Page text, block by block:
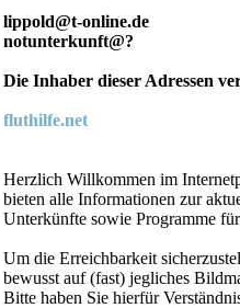
lippold@t-online.de
notunterkunft@?
Die Inhaber dieser Adressen
fluthilfe.net
Herzlich Willkommen im
bieten alle Informationen zur
Unterkünfte sowie Programme
Um die Erreichbarkeit
bewusst auf (fast) jegliches
Bitte haben Sie hierfür